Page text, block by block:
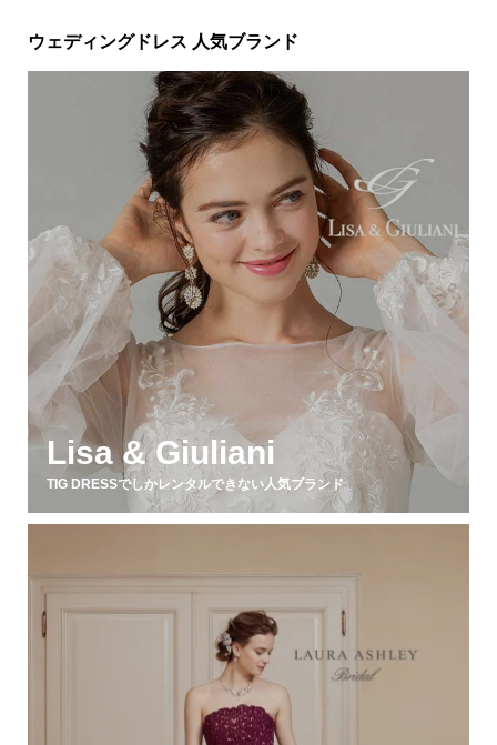
ウェディングドレス 人気ブランド
Lisa & Giuliani
TIG DRESSでしかレンタルできない人気ブランド